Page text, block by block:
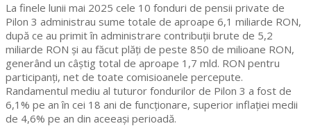
La finele lunii mai 2025 cele 10 fonduri de pensii private de
Pilon 3 administrau sume totale de aproape 6,1 miliarde RON,
după ce au primit în administrare contribuții brute de 5,2
miliarde RON și au făcut plăți de peste 850 de milioane RON,
generând un câștig total de aproape 1,7 mld. RON pentru
participanți, net de toate comisioanele percepute.
Randamentul mediu al tuturor fondurilor de Pilon 3 a fost de
6,1% pe an în cei 18 ani de funcționare, superior inflației medii
de 4,6% pe an din aceeași perioadă.